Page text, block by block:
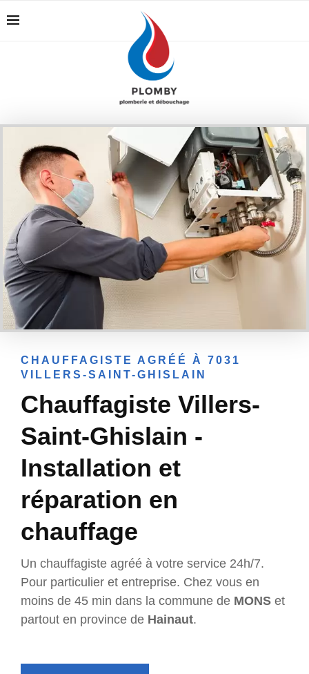
CHAUFFAGISTE AGRÉÉ À 7031
VILLERS-SAINT-GHISLAIN
Chauffagiste Villers-
Saint-Ghislain -
Installation et
réparation en
chauffage
Un chauffagiste agréé à votre service 24h/7.
Pour particulier et entreprise. Chez vous en
moins de 45 min dans la commune de MONS et
partout en province de Hainaut.